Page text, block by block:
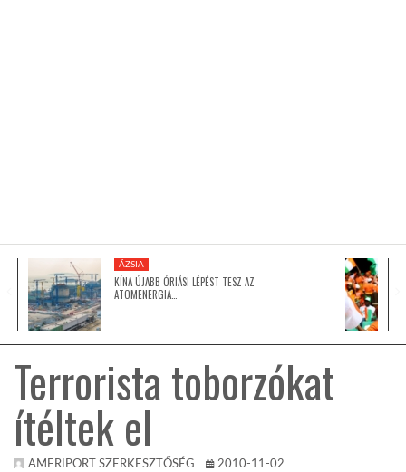
GLOBOTV BP
HÍR3D
TROPICALMAGAZIN
ÁZSIA
KÍNA ÚJABB ÓRIÁSI LÉPÉST TESZ AZ
ATOMENERGIA…
Terrorista toborzókat
ítéltek el
AMERIPORT SZERKESZTŐSÉG 2010-11-02